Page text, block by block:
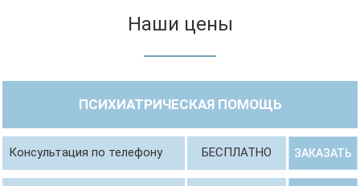
Наши цены
ПСИХИАТРИЧЕСКАЯ ПОМОЩЬ
Консультация по телефону БЕСПЛАТНО ЗАКАЗАТЬ